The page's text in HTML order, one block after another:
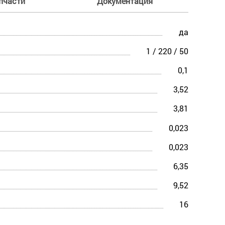
да
1 / 220 / 50
0,1
3,52
3,81
0,023
0,023
6,35
9,52
16